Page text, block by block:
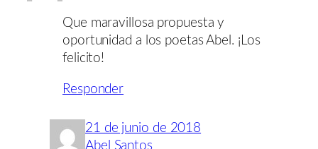
Que maravillosa propuesta y
oportunidad a los poetas Abel. ¡Los
felicito!
Responder
21 de junio de 2018
Abel Santos